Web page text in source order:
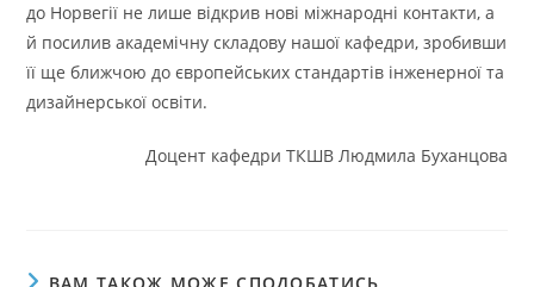
до Норвегії не лише відкрив нові міжнародні контакти, а
й посилив академічну складову нашої кафедри, зробивши
її ще ближчою до європейських стандартів інженерної та
дизайнерської освіти.
Доцент кафедри ТКШВ Людмила Буханцова